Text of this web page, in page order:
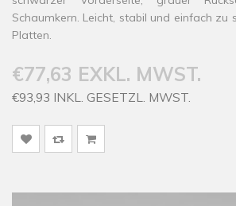
Schaumkern. Leicht, stabil und einfach zu
Platten.
€77,63 EXKL. MWST.
€93,93 INKL. GESETZL. MWST.